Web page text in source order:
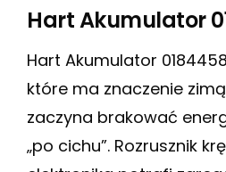
Hart Akumulator
Hart Akumulator
które ma znaczenie
zaczyna brakować
„po cichu”. Rozrusznik